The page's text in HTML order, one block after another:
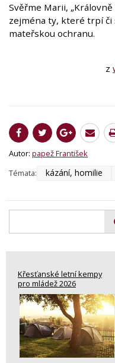
Svěřme Marii,
zejména ty, které trpí či
mateřskou ochranu.
z
Autor: papež František
Témata:
kázání, homilie
Křesťanské letní kempy
pro mládež 2026